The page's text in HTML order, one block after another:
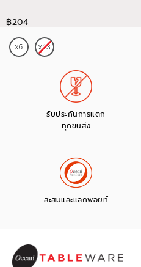
฿204
รับประกันการแตก
ทุกขนส่ง
สะสมและแลกพอยท์